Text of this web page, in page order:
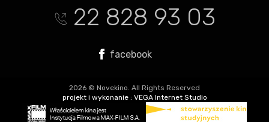
t 22 828 93 03
facebook
2026 © Novekino. All Rights Reserved
projekt i wykonanie : VEGA Internet Studio